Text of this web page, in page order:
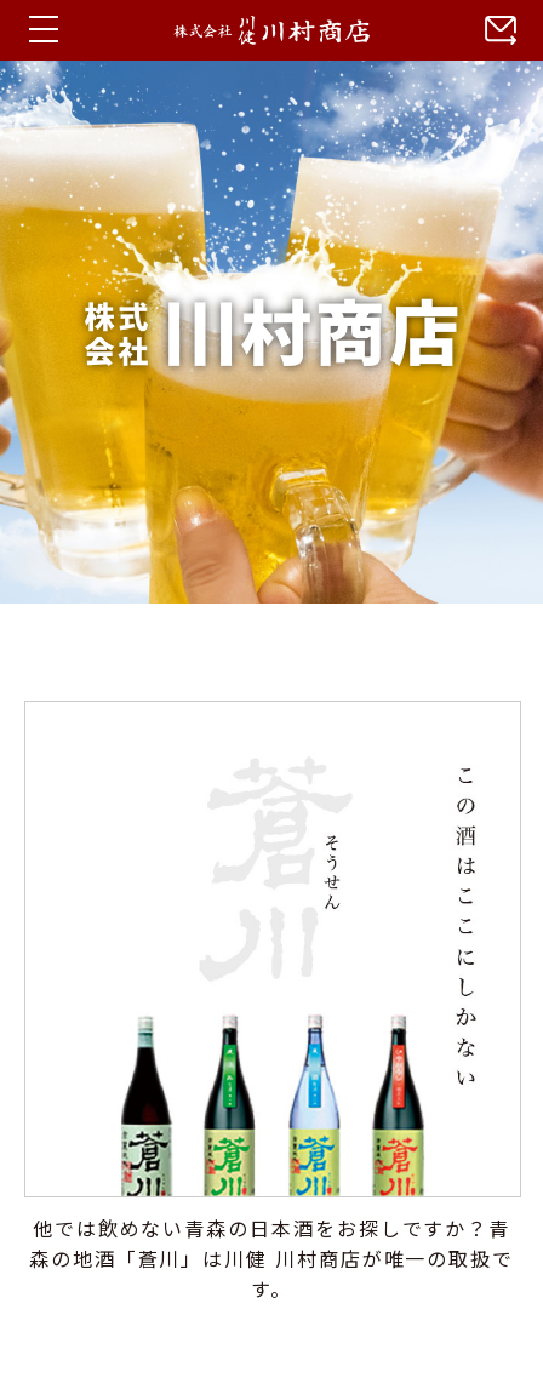
ホーム
お知らせ
蒼川特集
会社概要
アクセス
他では飲めない青森の日本酒をお探しですか？青
森の地酒「蒼川」は川健 川村商店が唯一の取扱で
す。